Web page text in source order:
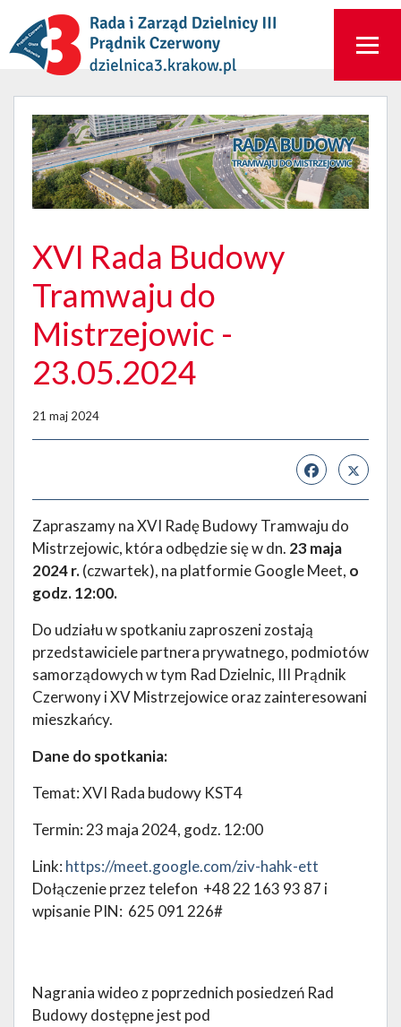
XVI Rada Budowy
Tramwaju do
Mistrzejowic -
23.05.2024
21 maj 2024
Zapraszamy na XVI Radę Budowy Tramwaju do
Mistrzejowic, która odbędzie się w dn. 23 maja
2024 r.(czwartek), na platformie Google Meet, o
godz. 12:00.
Do udziału w spotkaniu zaproszeni zostają
przedstawiciele partnera prywatnego, podmiotów
samorządowych w tym Rad Dzielnic, III Prądnik
Czerwony i XV Mistrzejowice oraz zainteresowani
mieszkańcy.
Dane do spotkania:
Temat: XVI Rada budowy KST4
Termin: 23 maja 2024, godz. 12:00
Link: https://meet.google.com/ziv-hahk-ett
Dołączenie przez telefon +48 22 163 93 87 i
wpisanie PIN: 625 091 226#
Nagrania wideo z poprzednich posiedzeń Rad
Budowy dostępne jest pod